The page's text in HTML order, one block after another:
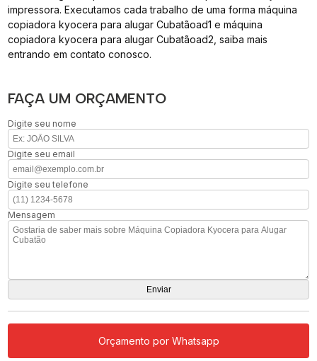
impressora. Executamos cada trabalho de uma forma máquina
copiadora kyocera para alugar Cubatãoad1 e máquina
copiadora kyocera para alugar Cubatãoad2, saiba mais
entrando em contato conosco.
FAÇA UM ORÇAMENTO
Digite seu nome
Digite seu email
Digite seu telefone
Mensagem
Orçamento por Whatsapp